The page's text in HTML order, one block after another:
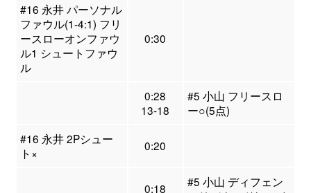
#16 永井 パーソナル
ファウル(1-4:1) フリ
ースローオンファウ
ル1 シュートファウ
ル
0:30
0:28
13-18
#5 小山 フリースロ
ー○(5点)
#16 永井 2Pシュー
ト×
0:20
0:18
#5 小山 ディフェン